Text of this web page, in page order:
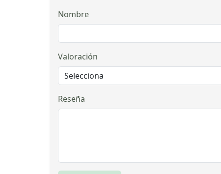
Nombre
Valoración
Reseña